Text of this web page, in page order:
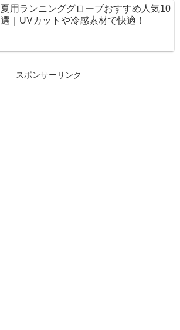
夏用ランニンググローブおすすめ人気10
選｜UVカットや冷感素材で快適！
スポンサーリンク